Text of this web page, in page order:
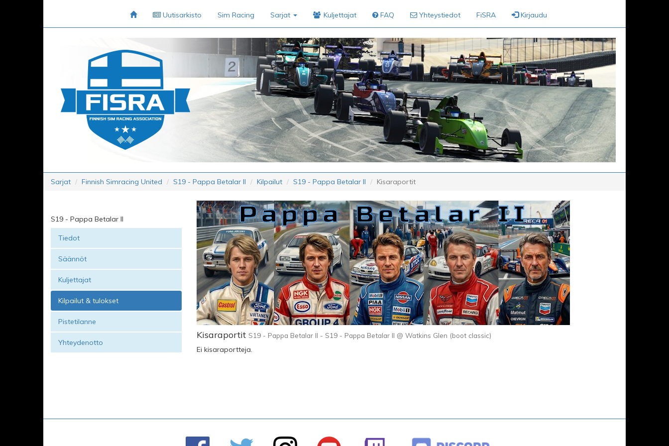
Uutisarkisto Sim Racing Sarjat Kuljettajat FAQ Yhteystiedot FiSRA Kirjaudu
Sarjat Finnish Simracing United S19 - Pappa Betalar II Kilpailut S19 - Pappa Betalar II Kisaraportit
S19 - Pappa Betalar II
Tiedot
Säännöt
Kuljettajat
Kilpailut & tulokset
Pistetilanne
Yhteydenotto
Kisaraportit S19 - Pappa Betalar II - S19 - Pappa Betalar II @ Watkins Glen (boot classic)
Ei kisaraportteja.